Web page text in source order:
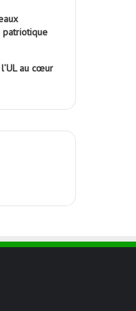
patriotique
au cœur